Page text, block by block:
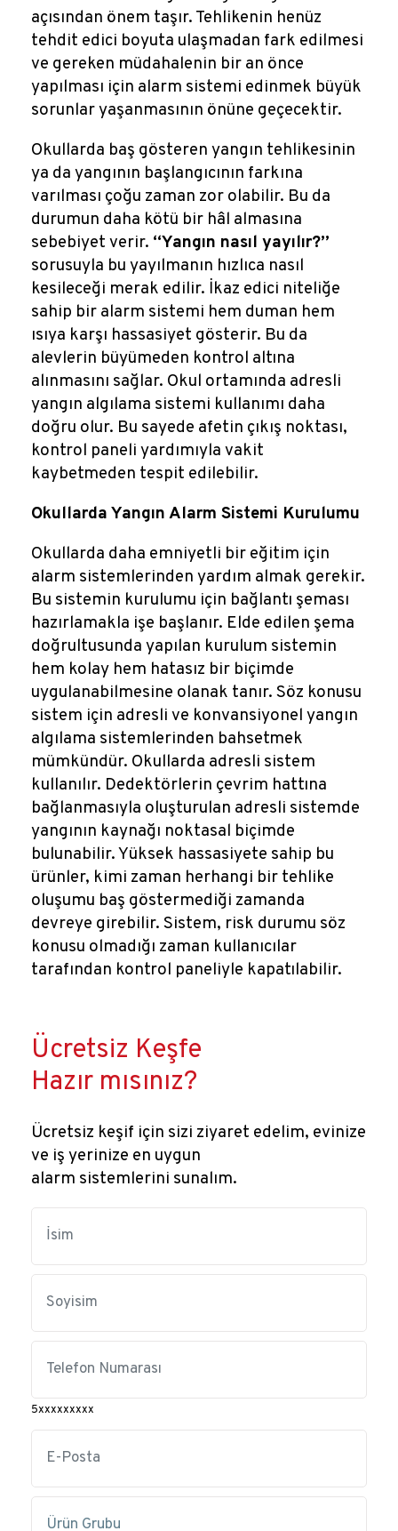
açısından önem taşır. Tehlikenin henüz
tehdit edici boyuta ulaşmadan fark edilmesi
ve gereken müdahalenin bir an önce
yapılması için alarm sistemi edinmek büyük
sorunlar yaşanmasının önüne geçecektir.
Okullarda baş gösteren yangın tehlikesinin
ya da yangının başlangıcının farkına
varılması çoğu zaman zor olabilir. Bu da
durumun daha kötü bir hâl almasına
sebebiyet verir. “Yangın nasıl yayılır?”
sorusuyla bu yayılmanın hızlıca nasıl
kesileceği merak edilir. İkaz edici niteliğe
sahip bir alarm sistemi hem duman hem
ısıya karşı hassasiyet gösterir. Bu da
alevlerin büyümeden kontrol altına
alınmasını sağlar. Okul ortamında adresli
yangın algılama sistemi kullanımı daha
doğru olur. Bu sayede afetin çıkış noktası,
kontrol paneli yardımıyla vakit
kaybetmeden tespit edilebilir.
Okullarda Yangın Alarm Sistemi Kurulumu
Okullarda daha emniyetli bir eğitim için
alarm sistemlerinden yardım almak gerekir.
Bu sistemin kurulumu için bağlantı şeması
hazırlamakla işe başlanır. Elde edilen şema
doğrultusunda yapılan kurulum sistemin
hem kolay hem hatasız bir biçimde
uygulanabilmesine olanak tanır. Söz konusu
sistem için adresli ve konvansiyonel yangın
algılama sistemlerinden bahsetmek
mümkündür. Okullarda adresli sistem
kullanılır. Dedektörlerin çevrim hattına
bağlanmasıyla oluşturulan adresli sistemde
yangının kaynağı noktasal biçimde
bulunabilir. Yüksek hassasiyete sahip bu
ürünler, kimi zaman herhangi bir tehlike
oluşumu baş göstermediği zamanda
devreye girebilir. Sistem, risk durumu söz
konusu olmadığı zaman kullanıcılar
tarafından kontrol paneliyle kapatılabilir.
Ücretsiz Keşfe
Hazır mısınız?
Ücretsiz keşif için sizi ziyaret edelim, evinize
ve iş yerinize en uygun
alarm sistemlerini sunalım.
5xxxxxxxxx